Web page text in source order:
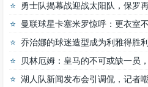
勇士队揭幕战迎战太阳队，保罗再次
曼联球星卡塞米罗惊呼：更衣室
乔治娜的球迷造型成为利雅得胜
贝林厄姆：皇马的不可或缺一员
湖人队新闻发布会引调侃，记者嘲笑掘